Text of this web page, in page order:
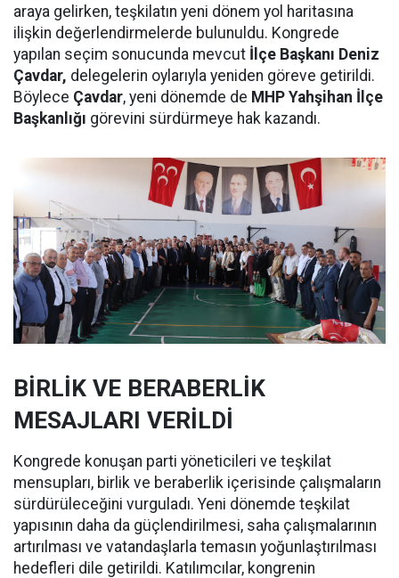
araya gelirken, teşkilatın yeni dönem yol haritasına
ilişkin değerlendirmelerde bulunuldu. Kongrede
yapılan seçim sonucunda mevcut İlçe Başkanı Deniz
Çavdar, delegelerin oylarıyla yeniden göreve getirildi.
Böylece Çavdar, yeni dönemde de MHP Yahşihan İlçe
Başkanlığı görevini sürdürmeye hak kazandı.
BİRLİK VE BERABERLİK
MESAJLARI VERİLDİ
Kongrede konuşan parti yöneticileri ve teşkilat
mensupları, birlik ve beraberlik içerisinde çalışmaların
sürdürüleceğini vurguladı. Yeni dönemde teşkilat
yapısının daha da güçlendirilmesi, saha çalışmalarının
artırılması ve vatandaşlarla temasın yoğunlaştırılması
hedefleri dile getirildi. Katılımcılar, kongrenin